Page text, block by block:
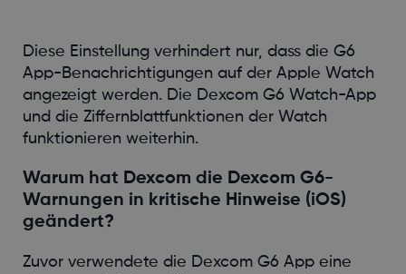
Diese Einstellung verhindert nur, dass die G6
App-Benachrichtigungen auf der Apple Watch
angezeigt werden. Die Dexcom G6 Watch-App
und die Ziffernblattfunktionen der Watch
funktionieren weiterhin.
Warum hat Dexcom die Dexcom G6-
Warnungen in kritische Hinweise (iOS)
geändert?
Zuvor verwendete die Dexcom G6 App eine